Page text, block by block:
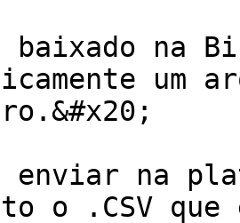
baixado na
um
enviar na
o .CSV